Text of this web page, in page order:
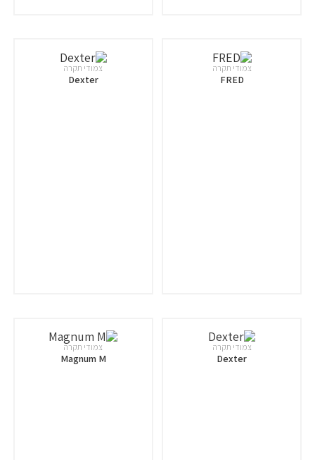
צמודי תקרה
FRED
צמודי תקרה
Dexter
צמודי תקרה
Dexter
צמודי תקרה
Magnum M